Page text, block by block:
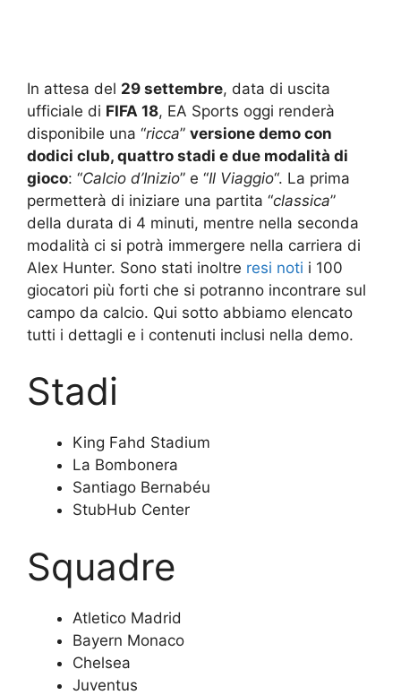
In attesa del 29 settembre, data di uscita
ufficiale di FIFA 18, EA Sports oggi renderà
disponibile una “ricca” versione demo con
dodici club, quattro stadi e due modalità di
gioco: “Calcio d’Inizio” e “Il Viaggio“. La prima
permetterà di iniziare una partita “classica”
della durata di 4 minuti, mentre nella seconda
modalità ci si potrà immergere nella carriera di
Alex Hunter. Sono stati inoltre resi noti i 100
giocatori più forti che si potranno incontrare sul
campo da calcio. Qui sotto abbiamo elencato
tutti i dettagli e i contenuti inclusi nella demo.
Stadi
King Fahd Stadium
La Bombonera
Santiago Bernabéu
StubHub Center
Squadre
Atletico Madrid
Bayern Monaco
Chelsea
Juventus